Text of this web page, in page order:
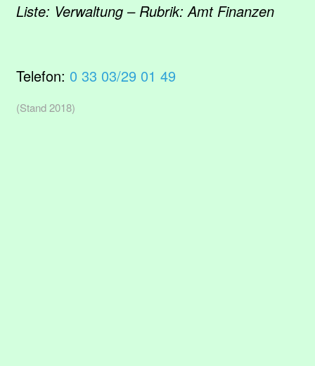
Liste: Verwaltung – Rubrik: Amt Finanzen
Telefon: 0 33 03/29 01 49
(Stand 2018)